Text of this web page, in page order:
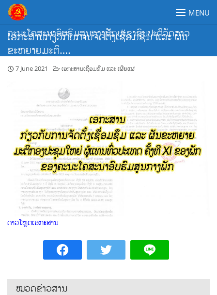
Skip
content
ຄະນະໂຄສະນາອົບຮົມສູນກາງພັກປະຊາຊົນປະຕິວັດລາວ
MENU
ເອກະສານກ່ຽວກັບການຈັດຕັ້ງເຊື່ອມຊຶມ ແລະ ຜັນ
ຂະຫຍາຍມະຕິ….
7 June 2021 ເອກະສານເຊື່ອມຊືມ ແລະ ເຜີຍແຜ່
ດາວໂຫຼດເອກະສານ
ໝວດຂ່າວສານ